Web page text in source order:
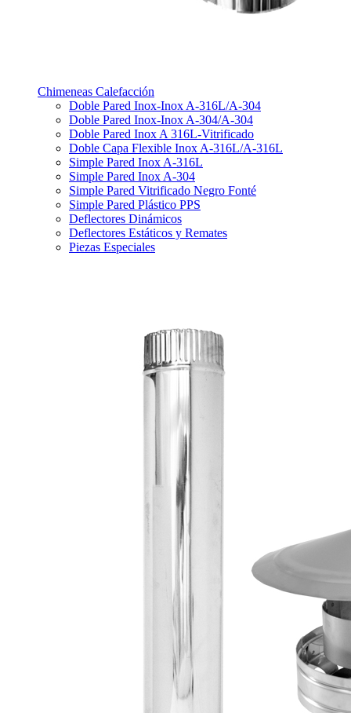
Chimeneas Calefacción
Doble Pared Inox-Inox A-316L/A-304
Doble Pared Inox-Inox A-304/A-304
Doble Pared Inox A 316L-Vitrificado
Doble Capa Flexible Inox A-316L/A-316L
Simple Pared Inox A-316L
Simple Pared Inox A-304
Simple Pared Vitrificado Negro Fonté
Simple Pared Plástico PPS
Deflectores Dinámicos
Deflectores Estáticos y Remates
Piezas Especiales